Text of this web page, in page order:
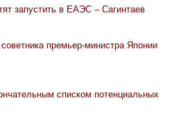
запустить в ЕАЭС – Сагинтаев
премьер-министра Японии
списком потенциальных